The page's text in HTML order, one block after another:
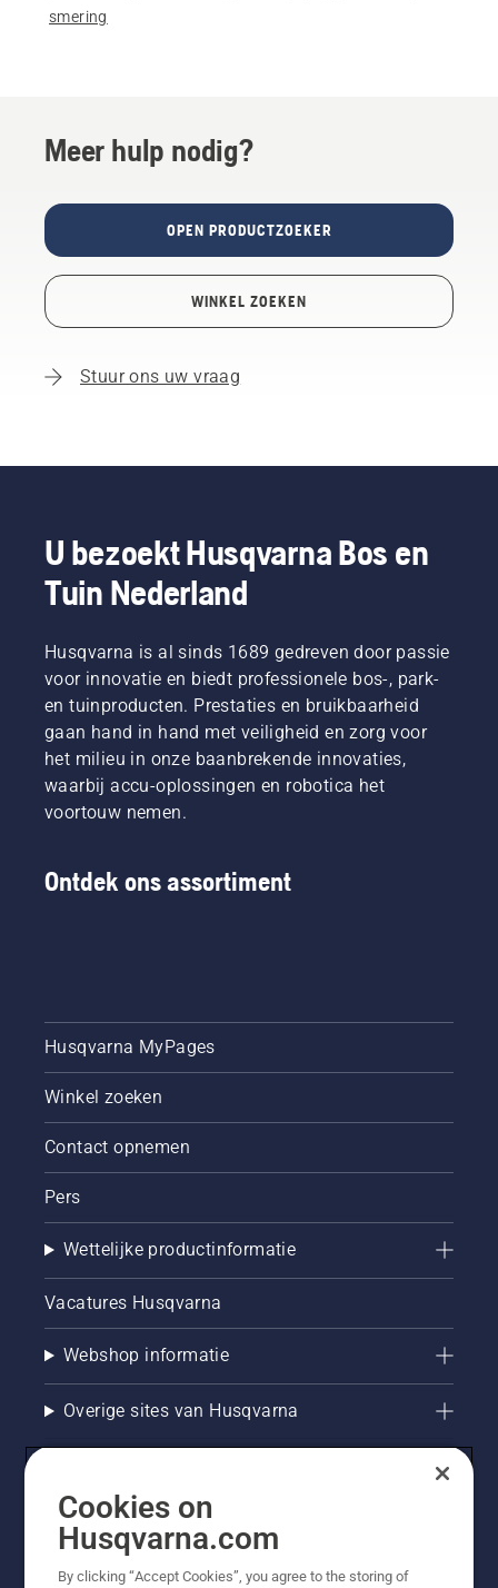
smering
Meer hulp nodig?
OPEN PRODUCTZOEKER
WINKEL ZOEKEN
Stuur ons uw vraag
U bezoekt Husqvarna Bos en
Tuin Nederland
Husqvarna is al sinds 1689 gedreven door passie
voor innovatie en biedt professionele bos-, park-
en tuinproducten. Prestaties en bruikbaarheid
gaan hand in hand met veiligheid en zorg voor
het milieu in onze baanbrekende innovaties,
waarbij accu-oplossingen en robotica het
voortouw nemen.
Ontdek ons assortiment
Husqvarna MyPages
Winkel zoeken
Contact opnemen
Pers
Wettelijke productinformatie
Vacatures Husqvarna
Webshop informatie
Overige sites van Husqvarna
Cookies on
Husqvarna.com
By clicking “Accept Cookies”, you agree to the storing of